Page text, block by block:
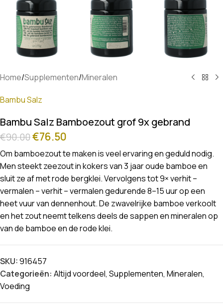
Home/Supplementen/Mineralen
Bambu Salz
Bambu Salz Bamboezout grof 9x gebrand
€90.00€76.50
Om bamboezout te maken is veel ervaring en geduld nodig.
Men steekt zeezout in kokers van 3 jaar oude bamboe en
sluit ze af met rode bergklei. Vervolgens tot 9× verhit –
vermalen – verhit – vermalen gedurende 8–15 uur op een
heet vuur van dennenhout. De zwavelrijke bamboe verkoolt
en het zout neemt telkens deels de sappen en mineralen op
van de bamboe en de rode klei.
SKU:916457
Categorieën: Altijd voordeel, Supplementen, Mineralen,
Voeding